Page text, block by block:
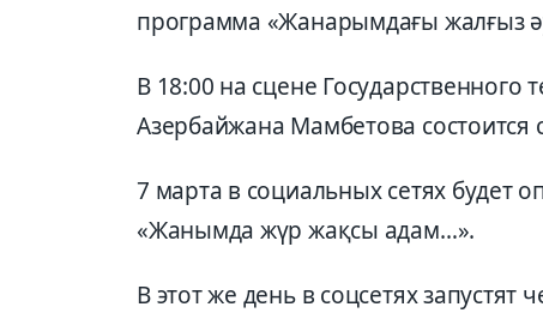
программа «Жанарымдағы жалғыз
В 18:00 на сцене
Азербайжана Мамбетова состоится
7 марта в социальных сетях будет
«Жанымда жүр жақсы адам…».
В этот же день в соцсетях